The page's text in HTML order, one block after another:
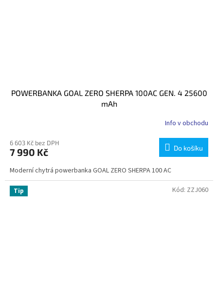
POWERBANKA GOAL ZERO SHERPA 100AC GEN. 4 25600
mAh
Info v obchodu
6 603 Kč bez DPH
7 990 Kč Do košíku
Moderní chytrá powerbanka GOAL ZERO SHERPA 100 AC
Tip Kód: ZZJ060